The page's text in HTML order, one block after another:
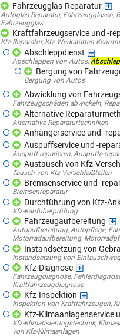
Fahrzeugglas-Reparatur
Autoglas-Reparatur, Fahrzeugglasen,
Fahrzeugglas
Kraftfahrzeugservice und -
Kfz-Reparatur, Kfz-Werkstätten-
Abschleppdienst
Abschleppen von Autos,
Bergung von
Bergung von Autos
Abwicklung von
Fahrzeugschäden abwickeln,
Alternative
Alternative Reparaturtechniken
Anhängerservice und -
Auspuffservice und -
Auspuff reparieren, Auspuffe
Austausch von Kfz-
Tausch von Kfz-Verschleißteilen
Bremsenservice und -
Bremsenreparatur
Durchführung von Kfz-
Kfz-Kaufüberprüfung
Fahrzeugaufbereitung
Autoaufbereitung,Autopflege,
Motorradaufbereitung,
Instandsetzung von
Instandsetzung von
Kfz-Diagnose
Fahrzeugdiagnose,
Kraftfahrzeugdiagnose
Kfz-Inspektion
Inspektion von Kraftfahrzeugen,
Kfz-Klimaanlagenservice
Kfz-Klimatisierungstechnik,
von Kfz-Klimaanlagen